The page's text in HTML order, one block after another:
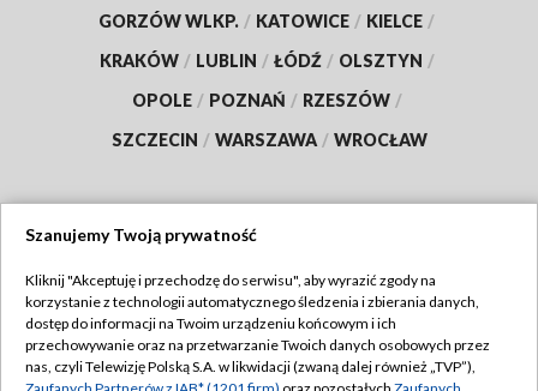
GORZÓW WLKP. / KATOWICE / KIELCE /
KRAKÓW / LUBLIN / ŁÓDŹ / OLSZTYN /
OPOLE / POZNAŃ / RZESZÓW /
SZCZECIN / WARSZAWA / WROCŁAW
TVP
Abonament TVP
Emisja w TVP
Regulamin TVP
Szanujemy Twoją prywatność
Kliknij "Akceptuję i przechodzę do serwisu", aby wyrazić zgody na
korzystanie z technologii automatycznego śledzenia i zbierania danych,
dostęp do informacji na Twoim urządzeniu końcowym i ich
przechowywanie oraz na przetwarzanie Twoich danych osobowych przez
nas, czyli Telewizję Polską S.A. w likwidacji (zwaną dalej również „TVP”),